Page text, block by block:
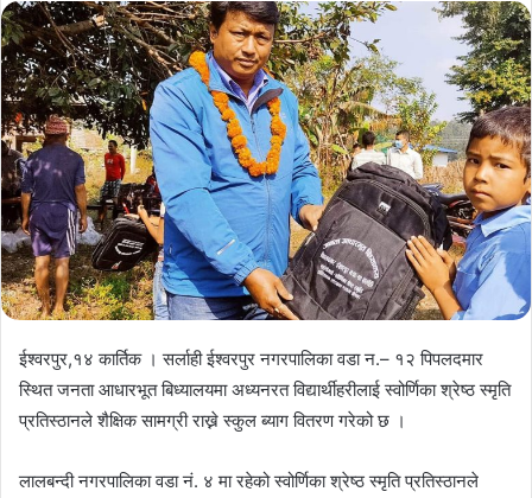
ईश्वरपुर,१४ कार्तिक । सर्लाही ईश्वरपुर नगरपालिका वडा न.– १२ पिपलदमार
स्थित जनता आधारभूत बिध्यालयमा अध्यनरत विद्यार्थीहरीलाई स्वोर्णिका श्रेष्ठ स्मृति
प्रतिस्ठानले शैक्षिक सामग्री राख्ने स्कुल ब्याग वितरण गरेको छ ।
लालबन्दी नगरपालिका वडा नं. ४ मा रहेको स्वोर्णिका श्रेष्ठ स्मृति प्रतिस्ठानले